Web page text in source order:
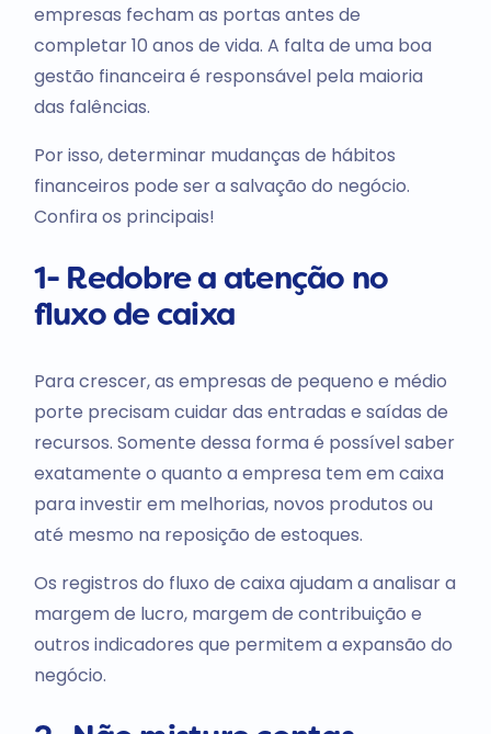
empresas fecham as portas antes de
completar 10 anos de vida. A falta de uma boa
gestão financeira é responsável pela maioria
das falências.
Por isso, determinar mudanças de hábitos
financeiros pode ser a salvação do negócio.
Confira os principais!
1- Redobre a atenção no
fluxo de caixa
Para crescer, as empresas de pequeno e médio
porte precisam cuidar das entradas e saídas de
recursos. Somente dessa forma é possível saber
exatamente o quanto a empresa tem em caixa
para investir em melhorias, novos produtos ou
até mesmo na reposição de estoques.
Os registros do fluxo de caixa ajudam a analisar a
margem de lucro, margem de contribuição e
outros indicadores que permitem a expansão do
negócio.